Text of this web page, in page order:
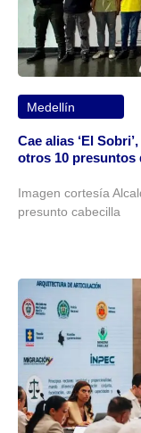
Medellín
Cae alias ‘El
otros 10 presuntos
Imagen cortesía
presunto cabecilla